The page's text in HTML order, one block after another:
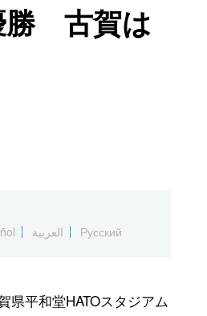
勝 古賀は
العربية Русский
県平和堂HATOスタジアム